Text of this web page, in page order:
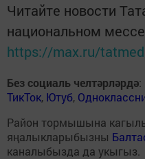
Читайте новости
национальном
https://max.ru/
Без социаль челтәрләрдә:
ТикТок, Ютуб,
Район тормышына
яңалыкларыбызны
каналыбызда да укыгыз.